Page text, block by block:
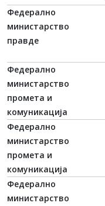
Федерално
министарство
правде
Федерално
министарство
промета и
комуникација
Федерално
министарство
промета и
комуникација
Федерално
министарство